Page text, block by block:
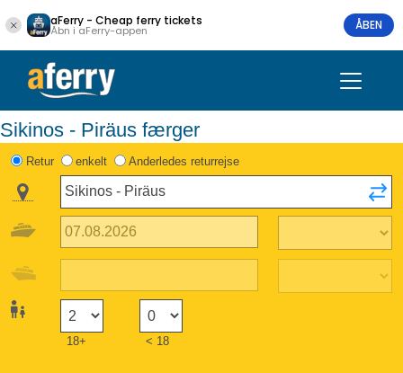
aFerry - Cheap ferry tickets
Åbn i aFerry-appen ÅBEN
Sikinos - Piräus færger
Retur enkelt Anderledes returrejse
18+ < 18